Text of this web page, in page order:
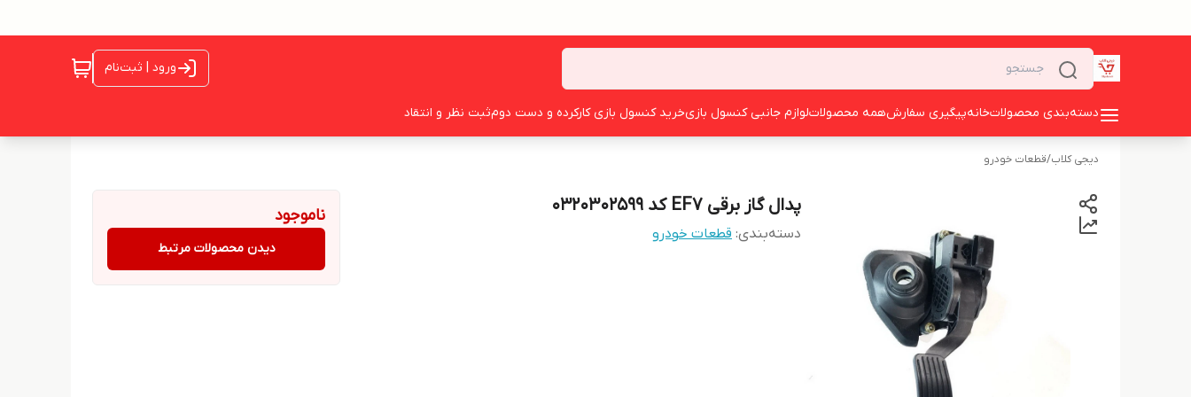
ورود | ثبت‌نام
دسته‌بندی محصولاتخانهپیگیری سفارشهمه محصولاتلوازم جانبی کنسول بازیخرید کنسول بازی کارکرده و دست دومثبت نظر و انتقاد
دیجی کلاب/قطعات خودرو
پدال گاز برقی EF7 کد ۰۳۲۰۳۰۲۵۹۹
دسته‌بندی: قطعات خودرو
ناموجود
دیدن محصولات مرتبط